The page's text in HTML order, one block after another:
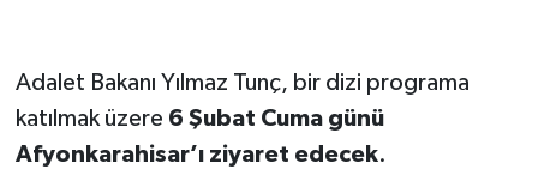
Adalet Bakanı Yılmaz Tunç, bir dizi programa
katılmak üzere 6 Şubat Cuma günü
Afyonkarahisar’ı ziyaret edecek.